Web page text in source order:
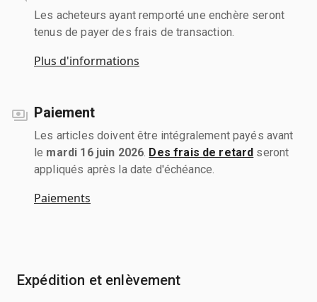
Les acheteurs ayant remporté une enchère seront
tenus de payer des frais de transaction.
Plus d'informations
Paiement
Les articles doivent être intégralement payés avant
le mardi 16 juin 2026 Des frais de retard seront
appliqués après la date d'échéance.
Paiements
Expédition et enlèvement